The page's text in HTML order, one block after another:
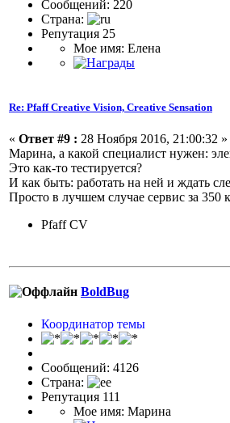
Сообщений: 220
Страна:
Репутация 25
Мое имя: Елена
Re: Pfaff Creative Vision, Creative Sensation
« Ответ #9 : 28 Ноября 2016, 21:00:32 »
Марина, а какой специалист нужен:
Это как-то тестируется?
И как быть: работать на ней и ждать
Просто в лучшем случае сервис за 350
Pfaff CV
BoldBug
Координатор темы
Сообщений: 4126
Страна:
Репутация 111
Мое имя: Марина